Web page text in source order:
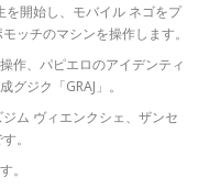
開始し、モバイル ネゴをプ
ッチのマシンを操作します。
作、パピエロのアイデンティ
ジク「GRAJ」。
ム ヴィエンクシェ、ザンセ
。
。